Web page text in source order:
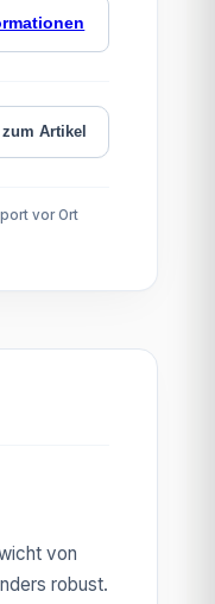
Artikel
vor Ort
von
robust.